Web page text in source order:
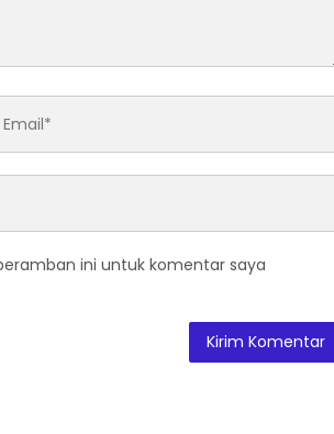
ini untuk komentar saya